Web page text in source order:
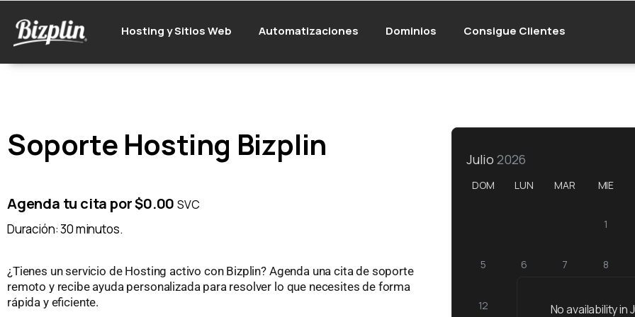
Hosting y Sitios Web Automatizaciones Dominios Consigue Clientes
Soporte Hosting Bizplin
Agenda tu cita por $0.00 SVC
Duración: 30 minutos.
¿Tienes un servicio de Hosting activo con Bizplin? Agenda una cita de soporte
remoto y recibe ayuda personalizada para resolver lo que necesites de forma
rápida y eficiente.
Julio 2026
DOM LUN MAR MIE
1
5 6 7 8
12 14 15
No availability in